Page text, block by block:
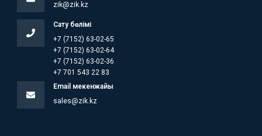
zik@zik.kz
Сату бөлімі
+7 (7152) 63-02-65
+7 (7152) 63-02-64
+7 (7152) 63-02-36
+7 701 543 22 83
Email мекенжайы
sales@zik.kz